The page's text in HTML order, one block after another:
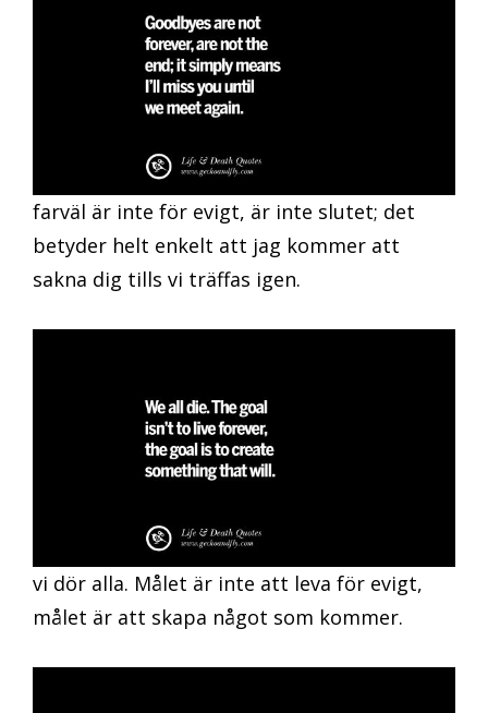
farväl är inte för evigt, är inte slutet; det
betyder helt enkelt att jag kommer att
sakna dig tills vi träffas igen.
vi dör alla. Målet är inte att leva för evigt,
målet är att skapa något som kommer.